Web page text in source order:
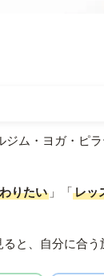
ム・ヨガ・ピ
りたい 」「レッ
ると、自分に合う